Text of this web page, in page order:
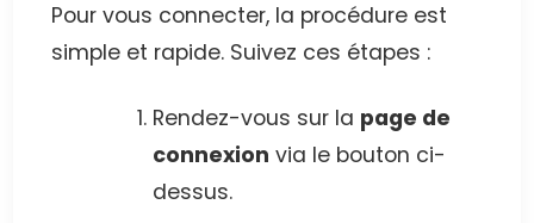
Pour vous connecter, la procédure est
simple et rapide. Suivez ces étapes :
Rendez-vous sur la page de
connexion via le bouton ci-
dessus.